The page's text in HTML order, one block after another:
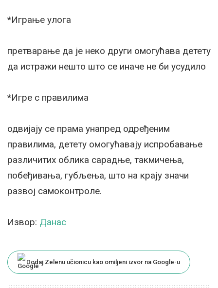
*Играње улога
претварање да је неко други омогућава детету
да истражи нешто што се иначе не би усудило
*Игре с правилима
одвијају се прама унапред одређеним
правилима, детету омогућавају испробавање
различитих облика сарадње, такмичења,
побеђивања, губљења, што на крају значи
развој самоконтроле.
Извор: Данас
Dodaj Zelenu učionicu kao omiljeni izvor na Google-u